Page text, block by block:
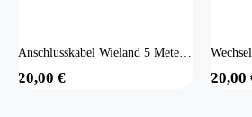
Anschlusskabel Wieland 5 Meter (HMS Stecker)
20,00 € 20,00